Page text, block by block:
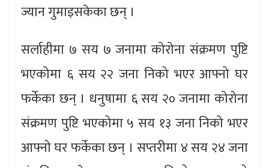
ज्यान गुमाइसकेका छन् ।
सर्लाहीमा ७ सय ७ जनामा कोरोना संक्रमण पुष्टि
भएकोमा ६ सय २२ जना निको भएर आफ्नो घर
फर्केका छन् । धनुषामा ६ सय २० जनामा कोरोना
संक्रमण पुष्टि भएकोमा ५ सय १३ जना निको भएर
आफ्नो घर फर्केका छन् । सप्तरीमा ४ सय २४ जना